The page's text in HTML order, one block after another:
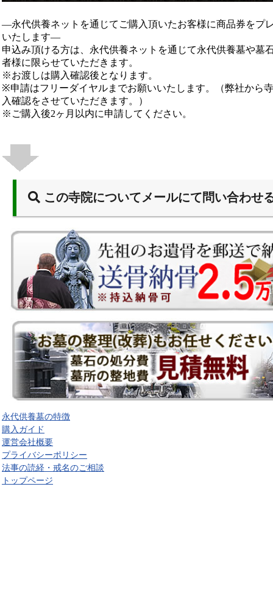
―永代供養ネットを通じてご購入頂いたお客様に商品券をプ
いたします―
申込み頂ける方は、永代供養ネットを通じて永代供養墓や墓
者様に限らせていただきます。
※お渡しは購入確認後となります。
※申請はフリーダイヤルまでお願いいたします。（弊社から
入確認をさせていただきます。）
※ご購入後2ヶ月以内に申請してください。
この寺院についてメールにて問い合わせ
永代供養墓の特徴
購入ガイド
運営会社概要
プライバシーポリシー
法事の読経・戒名のご相談
トップページ